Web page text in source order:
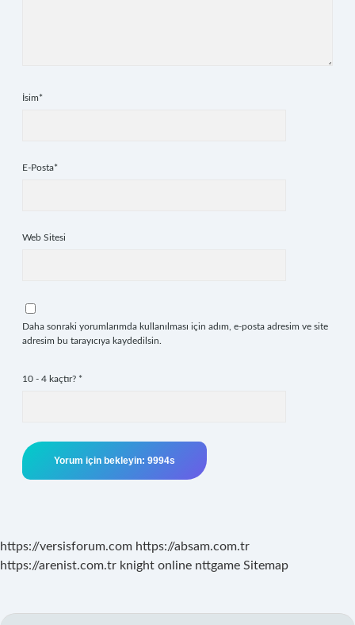
İsim*
E-Posta*
Web Sitesi
Daha sonraki yorumlarımda kullanılması için adım, e-posta adresim ve site
adresim bu tarayıcıya kaydedilsin.
10 - 4 kaçtır? *
https://versisforum.com https://absam.com.tr
https://arenist.com.tr knight online nttgame Sitemap